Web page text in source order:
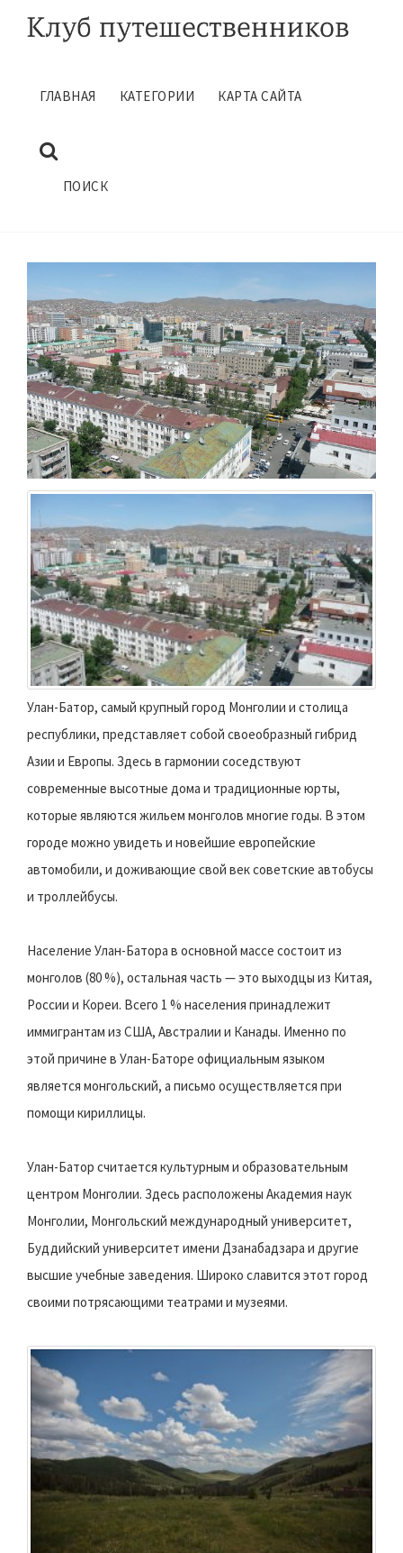
ГЛАВНАЯ КАТЕГОРИИ КАРТА САЙТА
ПОИСК
УЛАН БАТОР СОВЕТЫ ТУРИСТУ
Улан-Батор, самый крупный город Монголии и столица
республики, представляет собой своеобразный гибрид
Азии и Европы. Здесь в гармонии соседствуют
современные высотные дома и традиционные юрты,
которые являются жильем монголов многие годы. В этом
городе можно увидеть и новейшие европейские
автомобили, и доживающие свой век советские автобусы
и троллейбусы.
Население Улан-Батора в основной массе состоит из
монголов (80 %), остальная часть — это выходцы из Китая,
России и Кореи. Всего 1 % населения принадлежит
иммигрантам из США, Австралии и Канады. Именно по
этой причине в Улан-Баторе официальным языком
является монгольский, а письмо осуществляется при
помощи кириллицы.
Улан-Батор считается культурным и образовательным
центром Монголии. Здесь расположены Академия наук
Монголии, Монгольский международный университет,
Буддийский университет имени Дзанабадзара и другие
высшие учебные заведения. Широко славится этот город
своими потрясающими театрами и музеями.